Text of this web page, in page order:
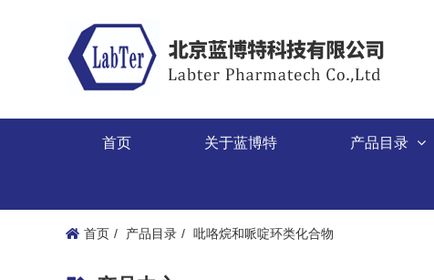
首页 关于蓝博特 产品目录
首页 产品目录 吡咯烷和哌啶环类化合物